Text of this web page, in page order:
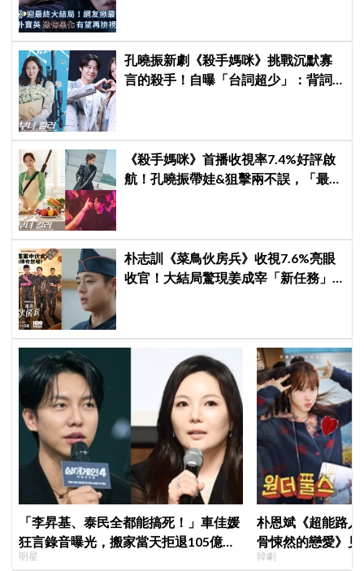
孔曉振新劇《殺手媽咪》挑戰沉默寡
言的殺手！自曝「台詞超少」：背詞
《殺手媽咪》首播收視率7.4%好評啟
航！孔曉振帶娃&狙擊兩不誤，「最狂
朴志訓《菜鳥伙房兵》收視7.6%亮眼
收官！大結局驚現姜成宰「新任務」
「李昇基、泰民全都能搞死！」車佳媛
狂言錄音曝光，搬家當天拒退105億保
證金、糾紛再升級
明星
朴恩斌《超能路
骨悚然的戀愛》
演技獲讚「信看演
韓劇